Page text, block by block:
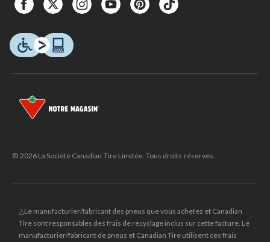
© 2026 La Société Canadian Tire Limitée. Tous droits réservés.
△Le manufacturier/fabricant des pneus que vous achetez et Canadian
Tire sont responsables des frais de recyclage inclus sur cette facture. Le
manufacturier/fabricant de pneus et Canadian Tire utilisent ces frais